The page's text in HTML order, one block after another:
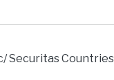
Securitas